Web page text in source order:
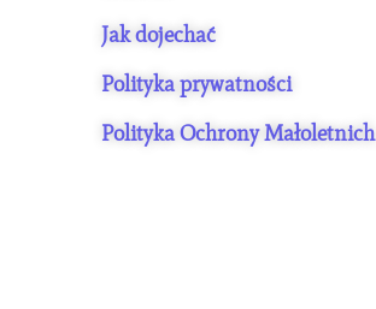
Jak dojechać
Polityka prywatności
Polityka Ochrony Małoletnich